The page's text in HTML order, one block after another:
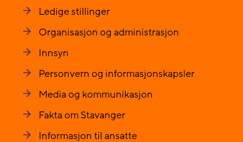
Ledige stillinger
Organisasjon og administrasjon
Innsyn
Personvern og informasjonskapsler
Media og kommunikasjon
Fakta om Stavanger
Informasjon til ansatte